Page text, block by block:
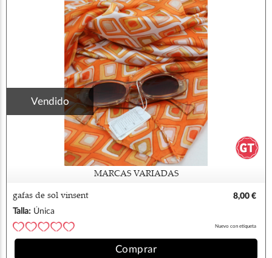
Vendido
MARCAS VARIADAS
gafas de sol vinsent
8,00 €
Talla: Única
Nuevo con etiqueta
Comprar